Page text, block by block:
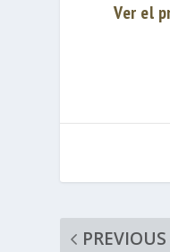
Ver el
PREVIOUS